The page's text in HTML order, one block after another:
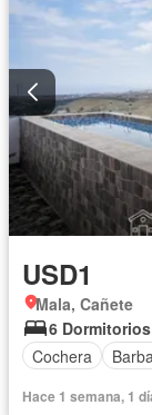
USD1
Mala, Cañete
6 Dormitorios
Cochera
Hace 1 semana, 1